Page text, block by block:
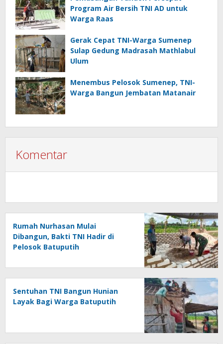
Program Air Bersih TNI AD untuk
Warga Raas
Gerak Cepat TNI-Warga Sumenep
Sulap Gedung Madrasah Mathlabul
Ulum
Menembus Pelosok Sumenep, TNI-
Warga Bangun Jembatan Matanair
Komentar
Rumah Nurhasan Mulai
Dibangun, Bakti TNI Hadir di
Pelosok Batuputih
Sentuhan TNI Bangun Hunian
Layak Bagi Warga Batuputih